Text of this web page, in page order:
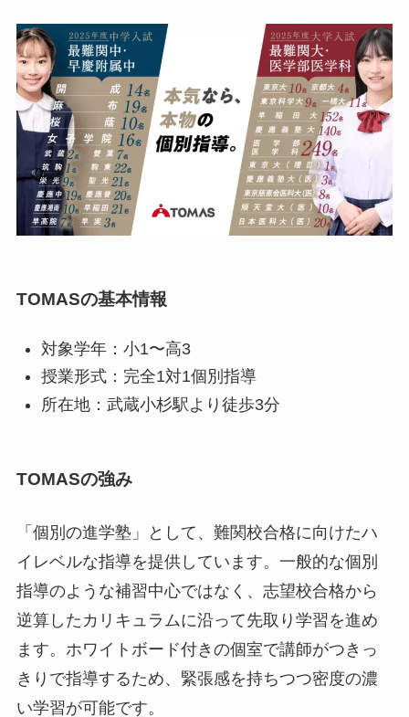
TOMASの基本情報
対象学年：小1〜高3
授業形式：完全1対1個別指導
所在地：武蔵小杉駅より徒歩3分
TOMASの強み
「個別の進学塾」として、難関校合格に向けたハ
イレベルな指導を提供しています。一般的な個別
指導のような補習中心ではなく、志望校合格から
逆算したカリキュラムに沿って先取り学習を進め
ます。ホワイトボード付きの個室で講師がつきっ
きりで指導するため、緊張感を持ちつつ密度の濃
い学習が可能です。